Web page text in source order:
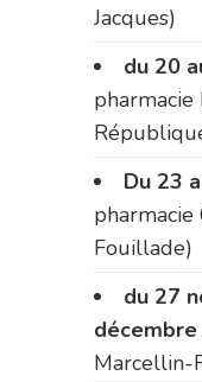
Jacques)
du 20
Du 23
pharmacie
Fouillade)
du 27
décembre
Marcellin-